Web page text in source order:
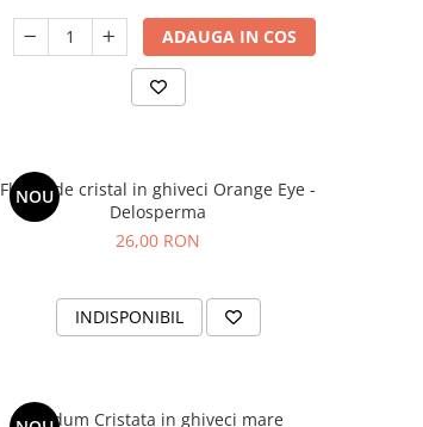
ADAUGA IN COS
NOU
Floare de cristal in ghiveci Orange Eye -
Delosperma
26,00 RON
INDISPONIBIL
Sedum Cristata in ghiveci mare